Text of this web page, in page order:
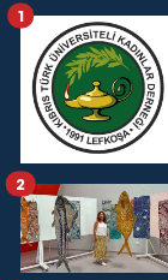
1
2